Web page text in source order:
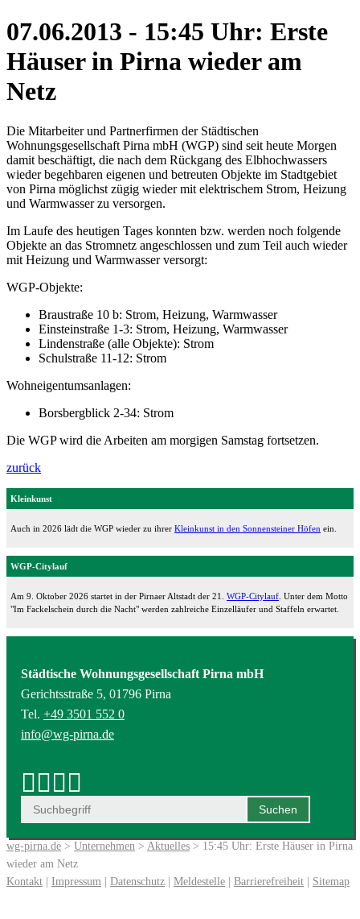
07.06.2013 - 15:45 Uhr: Erste
Häuser in Pirna wieder am
Netz
Die Mitarbeiter und Partnerfirmen der Städtischen
Wohnungsgesellschaft Pirna mbH (WGP) sind seit heute Morgen
damit beschäftigt, die nach dem Rückgang des Elbhochwassers
wieder begehbaren eigenen und betreuten Objekte im Stadtgebiet
von Pirna möglichst zügig wieder mit elektrischem Strom, Heizung
und Warmwasser zu versorgen.
Im Laufe des heutigen Tages konnten bzw. werden noch folgende
Objekte an das Stromnetz angeschlossen und zum Teil auch wieder
mit Heizung und Warmwasser versorgt:
WGP-Objekte:
Braustraße 10 b: Strom, Heizung, Warmwasser
Einsteinstraße 1-3: Strom, Heizung, Warmwasser
Lindenstraße (alle Objekte): Strom
Schulstraße 11-12: Strom
Wohneigentumsanlagen:
Borsbergblick 2-34: Strom
Die WGP wird die Arbeiten am morgigen Samstag fortsetzen.
zurück
Kleinkunst
Auch in 2026 lädt die WGP wieder zu ihrer Kleinkunst in den Sonnensteiner Höfen ein.
WGP-Citylauf
Am 9. Oktober 2026 startet in der Pirnaer Altstadt der 21. WGP-Citylauf . Unter dem Motto
"Im Fackelschein durch die Nacht" werden zahlreiche Einzelläufer und Staffeln erwartet.
Städtische Wohnungsgesellschaft Pirna mbH
Gerichtsstraße 5, 01796 Pirna
Tel. +49 3501 552 0
info@wg-pirna.de
wg-pirna.de > Unternehmen > Aktuelles > 15:45 Uhr: Erste Häuser in Pirna
wieder am Netz
Kontakt | Impressum | Datenschutz | Meldestelle | Barrierefreiheit | Sitemap